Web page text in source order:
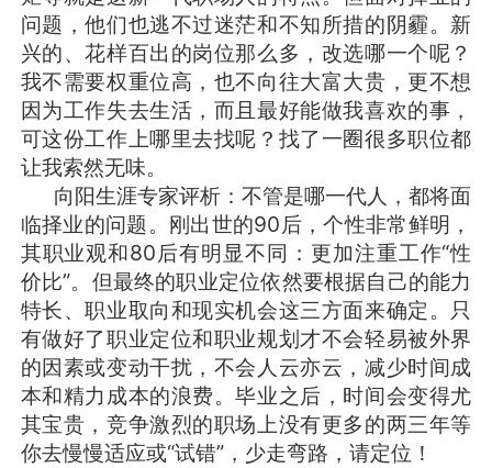
问题，他们也逃不过迷茫和不知所措的阴霾。新
兴的、花样百出的岗位那么多，改选哪一个呢？
我不需要权重位高，也不向往大富大贵，更不想
因为工作失去生活，而且最好能做我喜欢的事，
可这份工作上哪里去找呢？找了一圈很多职位都
让我索然无味。
向阳生涯专家评析：不管是哪一代人，都将面
临择业的问题。刚出世的90后，个性非常鲜明，
其职业观和80后有明显不同：更加注重工作“性
价比”。但最终的职业定位依然要根据自己的能力
特长、职业取向和现实机会这三方面来确定。只
有做好了职业定位和职业规划才不会轻易被外界
的因素或变动干扰，不会人云亦云，减少时间成
本和精力成本的浪费。毕业之后，时间会变得尤
其宝贵，竞争激烈的职场上没有更多的两三年等
你去慢慢适应或“试错”，少走弯路，请定位！